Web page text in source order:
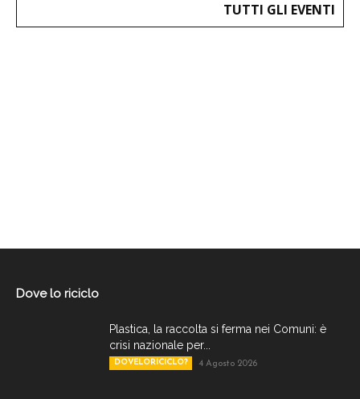
TUTTI GLI EVENTI
Dove lo riciclo
Plastica, la raccolta si ferma nei Comuni: è
crisi nazionale per...
DOVELORICICLO? 4 Agosto 2026